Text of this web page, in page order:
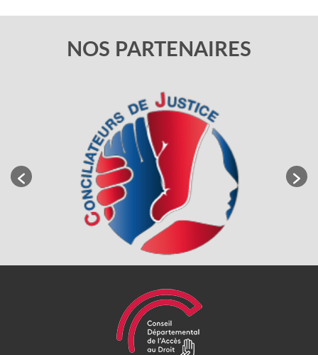
NOS PARTENAIRES